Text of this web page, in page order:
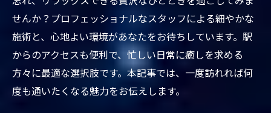
せんか？プロフェッショナルなスタッフによる細やかな
施術と、心地よい環境があなたをお待ちしています。駅
からのアクセスも便利で、忙しい日常に癒しを求める
方々に最適な選択肢です。本記事では、一度訪れれば何
度も通いたくなる魅力をお伝えします。